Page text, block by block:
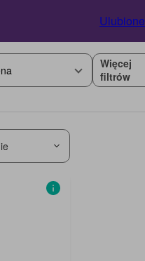
Ulubione
Więcej
filtrów